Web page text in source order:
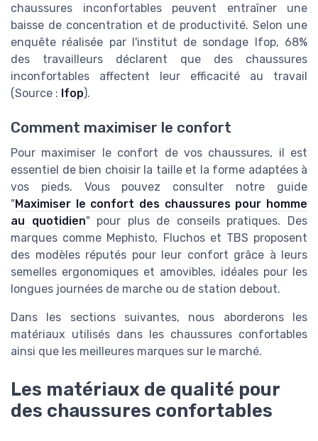
chaussures inconfortables peuvent entraîner une
baisse de concentration et de productivité. Selon une
enquête réalisée par l'institut de sondage Ifop, 68%
des travailleurs déclarent que des chaussures
inconfortables affectent leur efficacité au travail
(Source : Ifop).
Comment maximiser le confort
Pour maximiser le confort de vos chaussures, il est
essentiel de bien choisir la taille et la forme adaptées à
vos pieds. Vous pouvez consulter notre guide
"Maximiser le confort des chaussures pour homme
au quotidien" pour plus de conseils pratiques. Des
marques comme Mephisto, Fluchos et TBS proposent
des modèles réputés pour leur confort grâce à leurs
semelles ergonomiques et amovibles, idéales pour les
longues journées de marche ou de station debout.
Dans les sections suivantes, nous aborderons les
matériaux utilisés dans les chaussures confortables
ainsi que les meilleures marques sur le marché.
Les matériaux de qualité pour
des chaussures confortables